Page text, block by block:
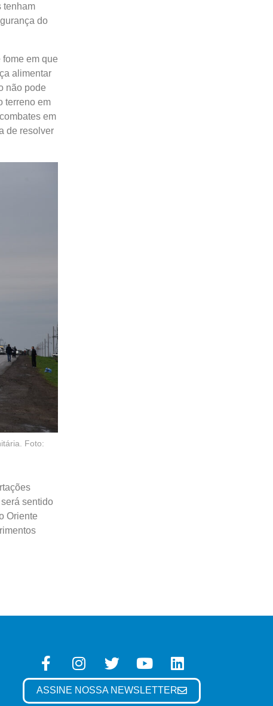
tenham
do
em que
alimentar
não pode
terreno em
em
de resolver
Foto:
sentido
Oriente
ASSINE NOSSA NEWSLETTER